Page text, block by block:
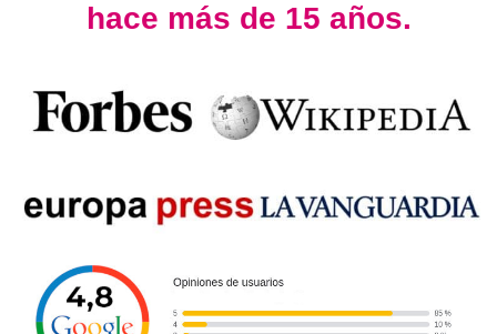
hace más de 15 años.